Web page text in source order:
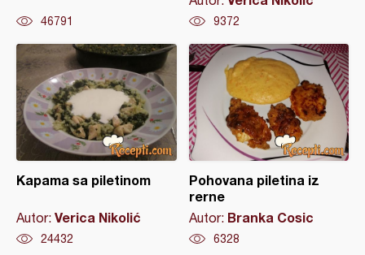
46791 9372
Kapama sa piletinom
Autor: Verica Nikolić
24432
Pohovana piletina iz
rerne
Autor: Branka Cosic
6328